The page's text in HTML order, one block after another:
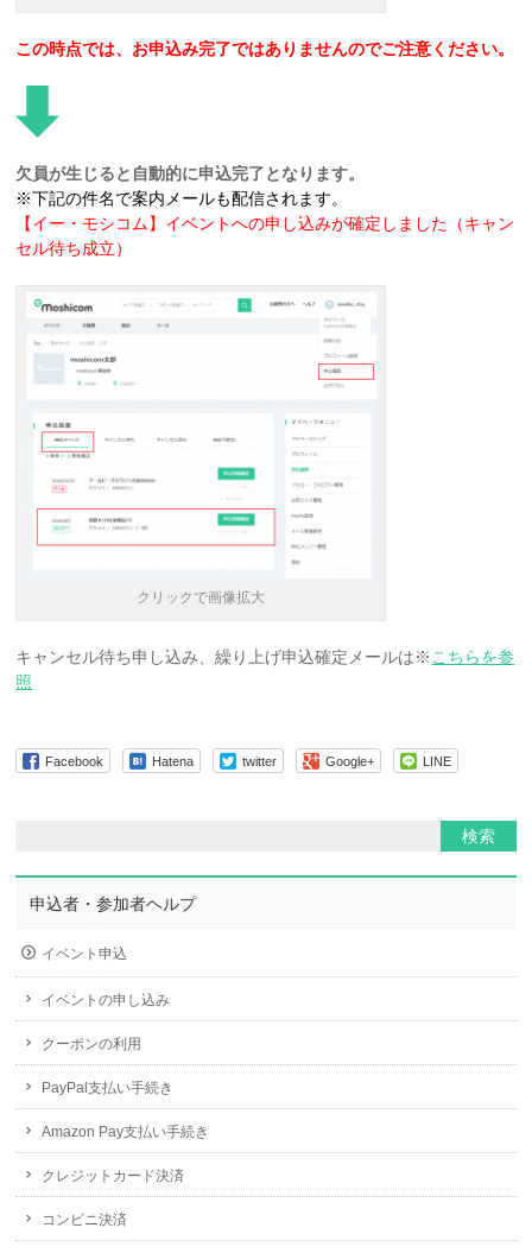
この時点では、お申込み完了ではありませんのでご注意ください。
欠員が生じると自動的に申込完了となります。
※下記の件名で案内メールも配信されます。
【イー・モシコム】イベントへの申し込みが確定しました（キャン
セル待ち成立）
クリックで画像拡大
キャンセル待ち申し込み、繰り上げ申込確定メールは※ こちらを参
照
Facebook Hatena twitter Google+ LINE
申込者・参加者ヘルプ
イベント申込
イベントの申し込み
クーポンの利用
PayPal支払い手続き
Amazon Pay支払い手続き
クレジットカード決済
コンビニ決済